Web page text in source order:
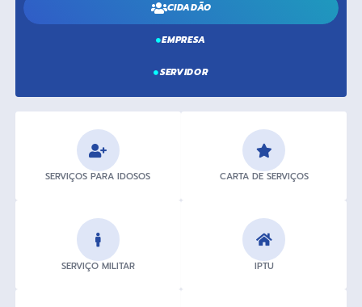
Notícias
Prestação de Contas
Conselhos Municipais
Concursos
Contas Públicas
CIDADÃO
EMPRESA
SERVIDOR
SERVIÇOS PARA IDOSOS CARTA DE SERVIÇOS
SERVIÇO MILITAR IPTU